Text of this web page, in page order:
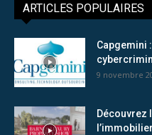
ARTICLES POPULAIRES
Capgemini
9 novembre
Découvrez